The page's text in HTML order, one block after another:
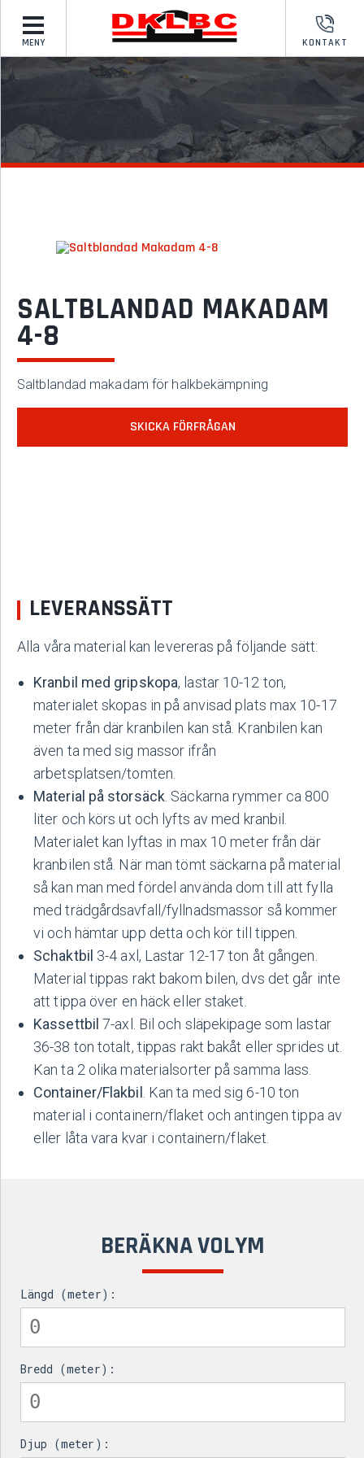
MENY KONTAKT
SALTBLANDAD MAKADAM
4-8
Saltblandad makadam för halkbekämpning
SKICKA FÖRFRÅGAN
LEVERANSSÄTT
Alla våra material kan levereras på följande sätt:
Kranbil med gripskopa, lastar 10-12 ton,
materialet skopas in på anvisad plats max 10-17
meter från där kranbilen kan stå. Kranbilen kan
även ta med sig massor ifrån
arbetsplatsen/tomten.
Material på storsäck . Säckarna rymmer ca 800
liter och körs ut och lyfts av med kranbil.
Materialet kan lyftas in max 10 meter från där
kranbilen stå. När man tömt säckarna på material
så kan man med fördel använda dom till att fylla
med trädgårdsavfall/fyllnadsmassor så kommer
vi och hämtar upp detta och kör till tippen.
Schaktbil 3-4 axl, Lastar 12-17 ton åt gången.
Material tippas rakt bakom bilen, dvs det går inte
att tippa över en häck eller staket.
Kassettbil 7-axl. Bil och släpekipage som lastar
36-38 ton totalt, tippas rakt bakåt eller sprides ut.
Kan ta 2 olika materialsorter på samma lass.
Container/Flakbil
. Kan ta med sig 6-10 ton
material i containern/flaket och antingen tippa av
eller låta vara kvar i containern/flaket.
BERÄKNA VOLYM
Längd (meter):
Bredd (meter):
Djup (meter):